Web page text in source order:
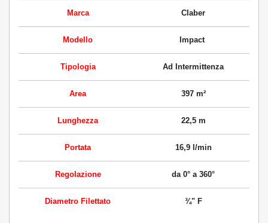
Marca Claber
Modello Impact
Tipologia Ad Intermittenza
Area 397 m²
Lunghezza 22,5 m
Portata 16,9 l/min
Regolazione da 0° a 360°
Diametro Filettato ¾" F